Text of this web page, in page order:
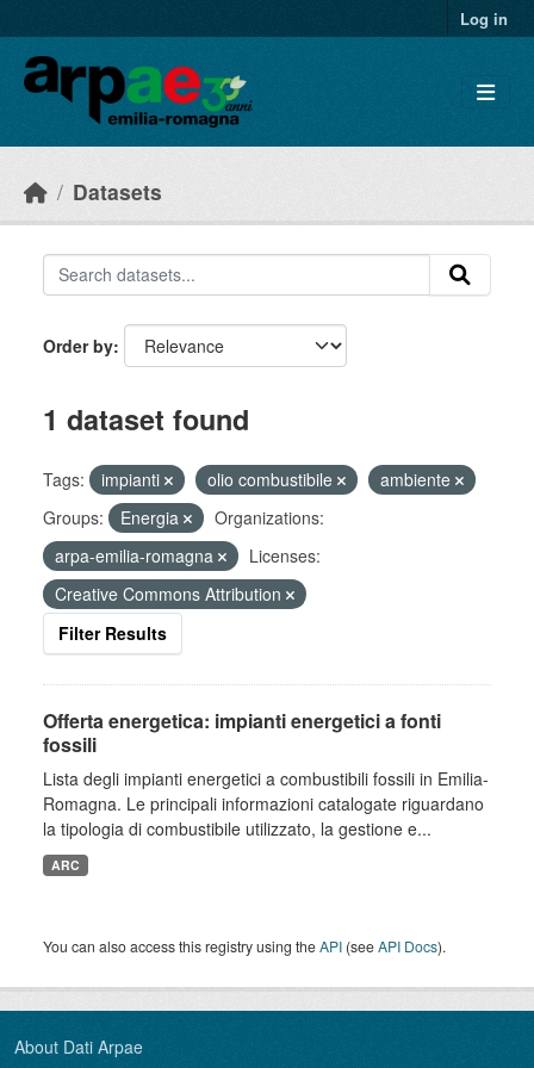
Log in
Datasets
Order by
1 dataset found
Tags: impianti olio combustibile
ambiente
Groups:
Energia
Organizations:
arpa-emilia-romagna
Licenses:
Creative Commons Attribution
Filter Results
Offerta energetica: impianti energetici a fonti
fossili
Lista degli impianti energetici a combustibili fossili in Emilia-
Romagna. Le principali informazioni catalogate riguardano
la tipologia di combustibile utilizzato, la gestione e...
ARC
You can also access this registry using theAPI (seeAPI Docs).
About Dati Arpae